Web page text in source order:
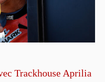
Trackhouse Aprilia